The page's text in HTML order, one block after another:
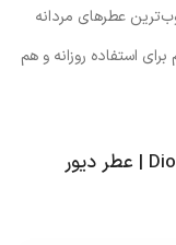
عطرهای مردانه
استفاده روزانه و هم
Dior Sauvage Eau de Parfum (2018) | عطر دیور